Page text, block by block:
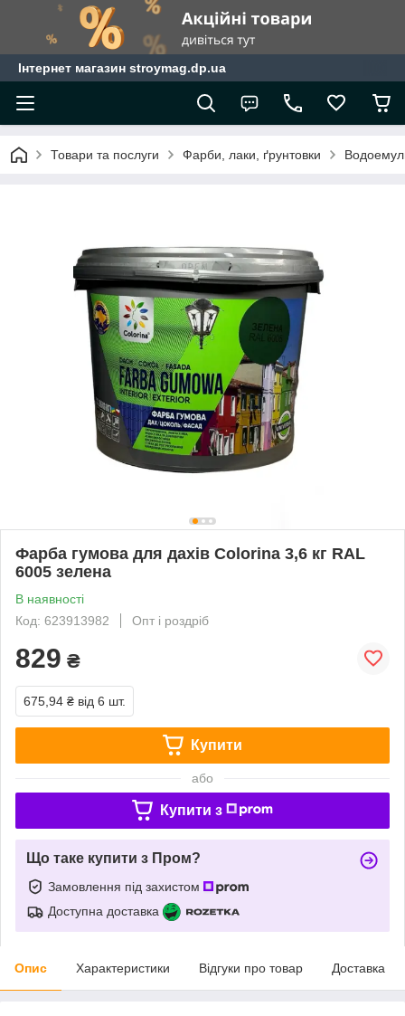
Інтернет магазин stroymag.dp.ua
Товари та послуги Фарби, лаки, ґрунтовки
Фарба гумова для дахів Colorina 3,6 кг RAL
6005 зелена
В наявності
Код: 623913982
Опт і роздріб
829 ₴
675,94 ₴ від 6 шт.
Купити
або
Купити з
Що таке купити з Пром?
Замовлення під захистом
Доступна доставка
Опис Характеристики Відгуки про товар Доставка